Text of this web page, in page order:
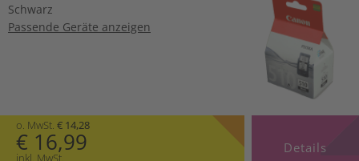
Schwarz
Passende Geräte anzeigen
o. MwSt. € 14,28
€ 16,99 Details